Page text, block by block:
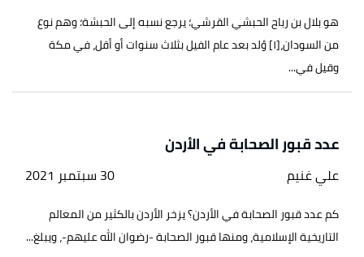
هو بلال بن رباح الحبشي القرشي؛ يرجع نسبه إلى الحبشة؛ وهم نوع
من السودان،[١] وُلد بعد عام الفيل بثلاث سنوات أو أقل، في مكة
وقيل في...
عدد قبور الصحابة في الأردن
علي غنيم 30 سبتمبر 2021
كم عدد قبور الصحابة في الأردن؟ يزخر الأردن بالكثير من المعالم
التاريخية الإسلامية، ومنها قبور الصحابة -رضوان الله عليهم-، ويبلغ...